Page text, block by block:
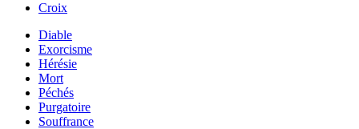
Croix
Diable
Exorcisme
Hérésie
Mort
Péchés
Purgatoire
Souffrance